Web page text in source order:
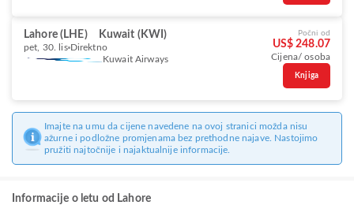
Lahore (LHE) Kuwait (KWI)
pet, 30. lis Direktno
Kuwait Airways
Počni od
US$ 248.07
Cijena/ osoba
Knjiga
Imajte na umu da cijene navedene na ovoj stranici možda nisu
ažurne i podložne promjenama bez prethodne najave. Nastojimo
pružiti najtočnije i najaktualnije informacije.
Informacije o letu od Lahore